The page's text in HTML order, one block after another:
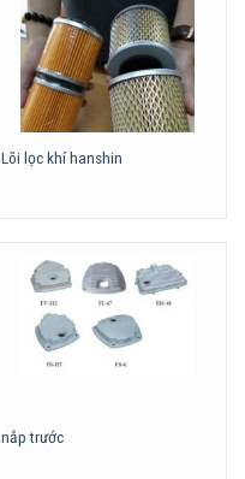
Lõi lọc khí hanshin
nắp trước